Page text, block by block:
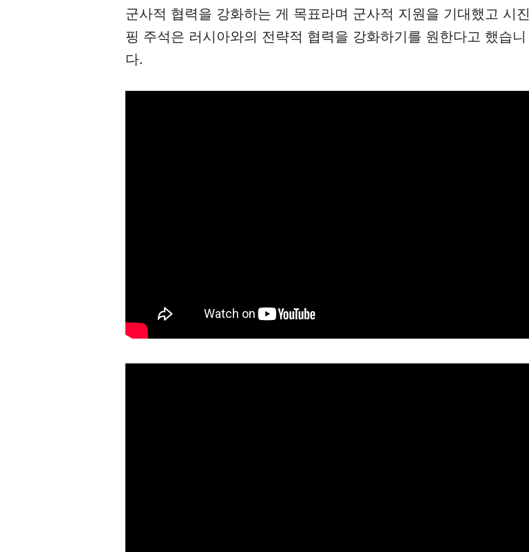
군사적 협력을 강화하는 게 목표라며 군사적 지원을 기대했고 시진
핑 주석은 러시아와의 전략적 협력을 강화하기를 원한다고 했습니
다.